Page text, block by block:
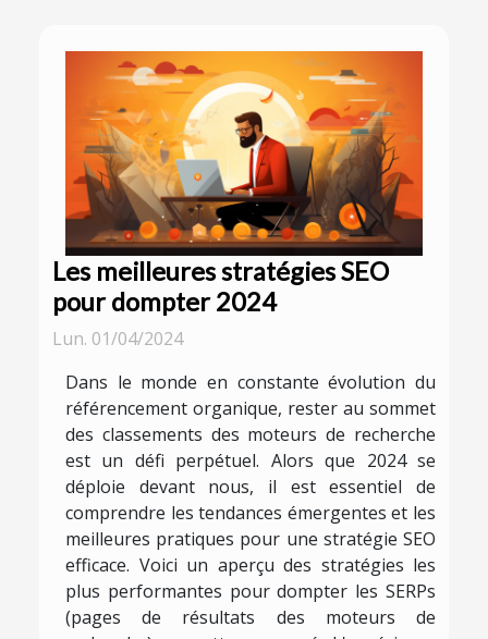
Les meilleures stratégies SEO
pour dompter 2024
Lun. 01/04/2024
Dans le monde en constante évolution du
référencement organique, rester au sommet
des classements des moteurs de recherche
est un défi perpétuel. Alors que 2024 se
déploie devant nous, il est essentiel de
comprendre les tendances émergentes et les
meilleures pratiques pour une stratégie SEO
efficace. Voici un aperçu des stratégies les
plus performantes pour dompter les SERPs
(pages de résultats des moteurs de